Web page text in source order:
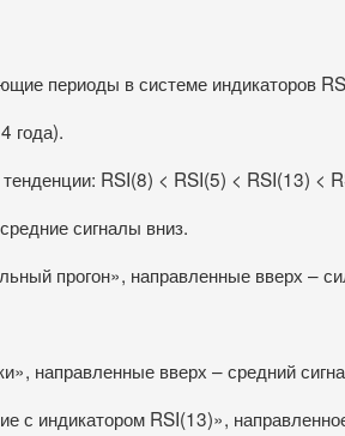
периоды в системе индикаторов
года).
RSI(8) < RSI(5) < RSI(13) <
сигналы вниз.
прогон», направленные вверх –
направленные вверх – средний
с индикатором RSI(13)»,